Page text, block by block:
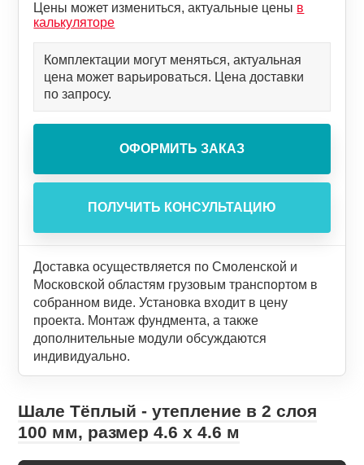
Цены может измениться, актуальные цены в
калькуляторе
Комплектации могут меняться, актуальная
цена может варьироваться. Цена доставки
по запросу.
Доставка осуществляется по Смоленской и
Московской областям грузовым транспортом в
собранном виде. Установка входит в цену
проекта. Монтаж фундмента, а также
дополнительные модули обсуждаются
индивидуально.
Шале Тёплый - утепление в 2 слоя
100 мм, размер 4.6 х 4.6 м